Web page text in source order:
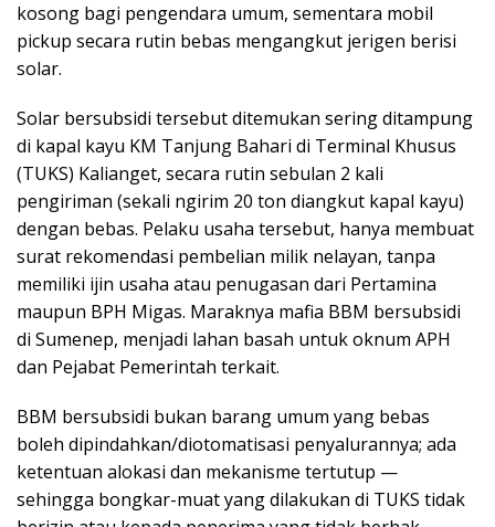
kosong bagi pengendara umum, sementara mobil
pickup secara rutin bebas mengangkut jerigen berisi
solar.
Solar bersubsidi tersebut ditemukan sering ditampung
di kapal kayu KM Tanjung Bahari di Terminal Khusus
(TUKS) Kalianget, secara rutin sebulan 2 kali
pengiriman (sekali ngirim 20 ton diangkut kapal kayu)
dengan bebas. Pelaku usaha tersebut, hanya membuat
surat rekomendasi pembelian milik nelayan, tanpa
memiliki ijin usaha atau penugasan dari Pertamina
maupun BPH Migas. Maraknya mafia BBM bersubsidi
di Sumenep, menjadi lahan basah untuk oknum APH
dan Pejabat Pemerintah terkait.
BBM bersubsidi bukan barang umum yang bebas
boleh dipindahkan/diotomatisasi penyalurannya; ada
ketentuan alokasi dan mekanisme tertutup —
sehingga bongkar-muat yang dilakukan di TUKS tidak